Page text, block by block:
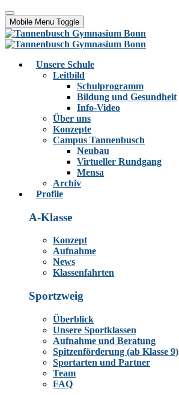
Mobile Menu Toggle
Unsere Schule
Leitbild
Schulprogramm
Bildung und Gesundheit
Info-Video
Über uns
Konzepte
Campus Tannenbusch
Neubau
Virtueller Rundgang
Mensa
Archiv
Profile
A-Klasse
Konzept
Aufnahme
News
Klassenfahrten
Sportzweig
Überblick
Unsere Sportklassen
Aufnahme und Beratung
Spitzenförderung (ab Klasse 9)
Sportarten und Partner
Team
FAQ